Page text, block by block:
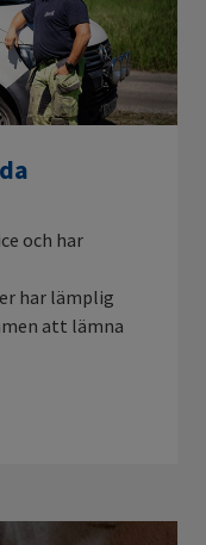
och har
har lämplig
att lämna